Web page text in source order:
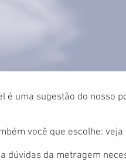
é uma sugestão do nosso
você que escolhe:
dúvidas da metragem